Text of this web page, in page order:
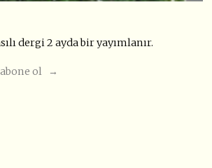
dergi 2 ayda bir yayımlanır.
abone ol →